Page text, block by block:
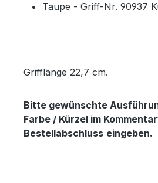
Taupe - Griff-Nr. 90937
Grifflänge 22,7 cm.
Bitte gewünschte
Farbe / Kürzel im
Bestellabschluss eingeben.